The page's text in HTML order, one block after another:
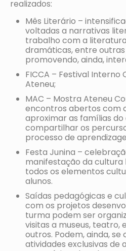
realizados:
Mês Literário –
voltadas a narrativas
trabalho com a
dramáticas, entre
promovendo, ainda,
FICCA – Festival Interno
Ateneu;
MAC – Mostra Ateneu
encontros abertos com
aproximar as famílias
compartilhar os
processo de
Festa Junina –
manifestação da cultura
todos os elementos
alunos.
Saídas pedagógicas e
com os projetos
turma podem ser
visitas a museus, teatro,
outros. Podem, ainda,
atividades exclusivas de